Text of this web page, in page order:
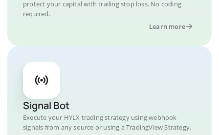
protect your capital with trailing stop loss. No coding
required.
Learn more
Signal Bot
Execute your HYLX trading strategy using webhook
signals from any source or using a TradingView Strategy.